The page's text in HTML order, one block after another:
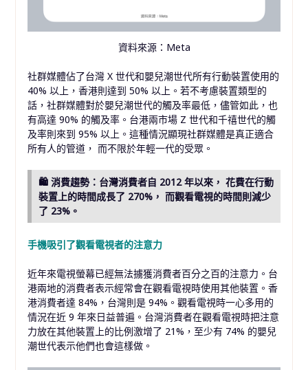
資料來源：Meta
社群媒體佔了台灣 X 世代和嬰兒潮世代所有行動裝置使用的
40% 以上，香港則達到 50% 以上。若不考慮裝置類型的
話，社群媒體對於嬰兒潮世代的觸及率最低，儘管如此，也
有高達 90% 的觸及率。台港兩市場 Z 世代和千禧世代的觸
及率則來到 95% 以上。這種情況顯現社群媒體是真正適合
所有人的管道， 而不限於年輕一代的受眾。
🛍 消費趨勢：台灣消費者自 2012 年以來， 花費在行動
裝置上的時間成長了 270%， 而觀看電視的時間則減少
了 23%。
手機吸引了觀看電視者的注意力
近年來電視螢幕已經無法擄獲消費者百分之百的注意力。台
港兩地的消費者表示經常會在觀看電視時使用其他裝置。香
港消費者達 84%，台灣則是 94%。觀看電視時一心多用的
情況在近 9 年來日益普遍。台灣消費者在觀看電視時把注意
力放在其他裝置上的比例激增了 21%，至少有 74% 的嬰兒
潮世代表示他們也會這樣做。